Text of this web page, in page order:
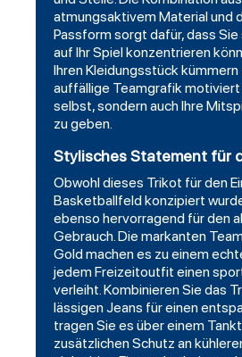
atmungsaktivem Material und
Passform sorgt dafür, dass Sie
auf Ihr Spiel konzentrieren
Ihren Kleidungsstück kümmern
auffällige Teamgrafik motiviert
selbst, sondern auch Ihre
zu geben.
Stylisches Statement für
Obwohl dieses Trikot für den
Basketballfeld konzipiert
ebenso hervorragend für den
Gebrauch. Die markanten
Gold machen es zu einem
jedem Freizeitoutfit einen
verleiht. Kombinieren Sie das
lässigen Jeans für einen
tragen Sie es über einem
zusätzlichen Schutz an